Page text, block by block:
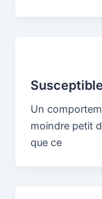
Susceptible
Un
moindre petit
que ce